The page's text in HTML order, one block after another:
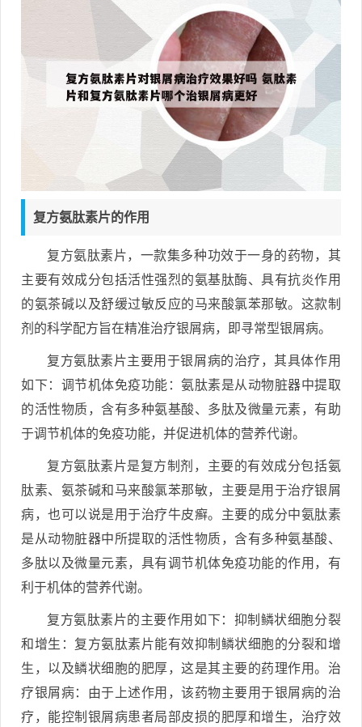
复方氨肽素片的作用
复方氨肽素片，一款集多种功效于一身的药物，其
主要有效成分包括活性强烈的氨基肽酶、具有抗炎作用
的氨茶碱以及舒缓过敏反应的马来酸氯苯那敏。这款制
剂的科学配方旨在精准治疗银屑病，即寻常型银屑病。
复方氨肽素片主要用于银屑病的治疗，其具体作用
如下：调节机体免疫功能：氨肽素是从动物脏器中提取
的活性物质，含有多种氨基酸、多肽及微量元素，有助
于调节机体的免疫功能，并促进机体的营养代谢。
复方氨肽素片是复方制剂，主要的有效成分包括氨
肽素、氨茶碱和马来酸氯苯那敏，主要是用于治疗银屑
病，也可以说是用于治疗牛皮癣。主要的成分中氨肽素
是从动物脏器中所提取的活性物质，含有多种氨基酸、
多肽以及微量元素，具有调节机体免疫功能的作用，有
利于机体的营养代谢。
复方氨肽素片的主要作用如下：抑制鳞状细胞分裂
和增生：复方氨肽素片能有效抑制鳞状细胞的分裂和增
生，以及鳞状细胞的肥厚，这是其主要的药理作用。治
疗银屑病：由于上述作用，该药物主要用于银屑病的治
疗，能控制银屑病患者局部皮损的肥厚和增生，治疗效